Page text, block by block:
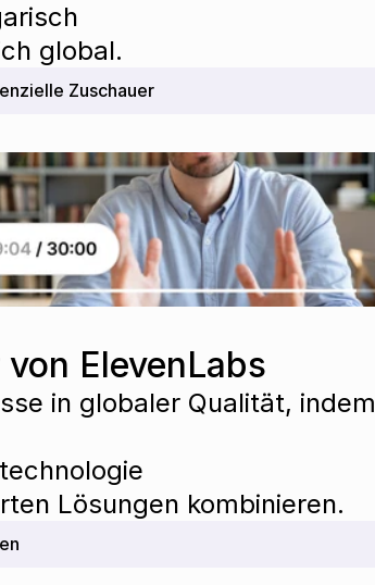
global.
Zuschauer
ElevenLabs
in globaler Qualität, indem
Lösungen kombinieren.